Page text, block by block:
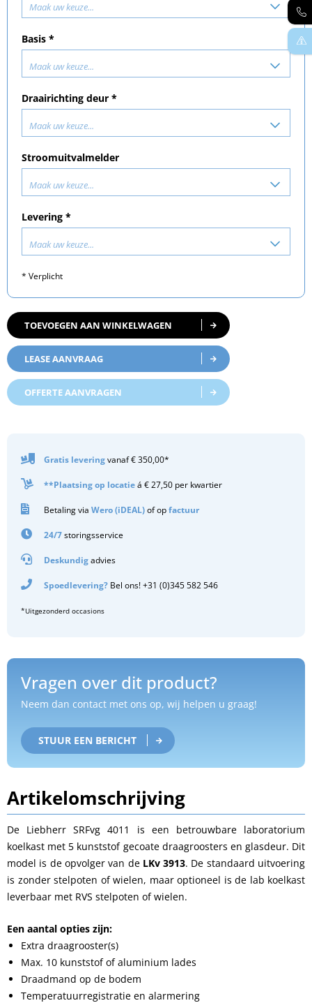
Maak uw keuze...
Basis *
Maak uw keuze...
Draairichting deur *
Maak uw keuze...
Stroomuitvalmelder
Maak uw keuze...
Levering *
Maak uw keuze...
* Verplicht
TOEVOEGEN AAN WINKELWAGEN
LEASE AANVRAAG
OFFERTE AANVRAGEN
Gratis leveringvanaf € 350,00*
**Plaatsing op locatieá € 27,50 per kwartier
Betaling via Wero (iDEAL)of opfactuur
24/7storingsservice
Deskundigadvies
Spoedlevering? Bel ons! +31 (0)345 582 546
*Uitgezonderd occasions
Vragen over dit product?
Neem dan contact met ons op, wij helpen u graag!
STUUR EEN BERICHT
Artikelomschrijving
De Liebherr SRFvg 4011 is een betrouwbare laboratorium
koelkast met 5 kunststof gecoate draagroosters en glasdeur. Dit
model is de opvolger van de LKv 3913. De standaard uitvoering
is zonder stelpoten of wielen, maar optioneel is de lab koelkast
leverbaar met RVS stelpoten of wielen.
Een aantal opties zijn:
Extra draagrooster(s)
Max. 10 kunststof of aluminium lades
Draadmand op de bodem
Temperatuurregistratie en alarmering